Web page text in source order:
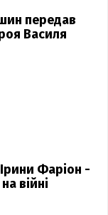
передав
Василя
Фаріон -
війні